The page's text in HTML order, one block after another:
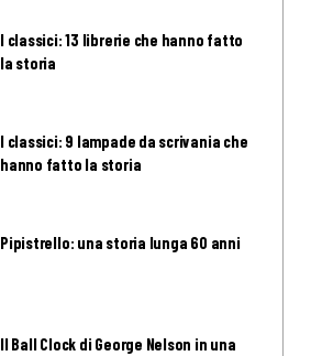
I classici: 13 librerie che hanno fatto
la storia
I classici: 9 lampade da scrivania che
hanno fatto la storia
Pipistrello: una storia lunga 60 anni
Il Ball Clock di George Nelson in una